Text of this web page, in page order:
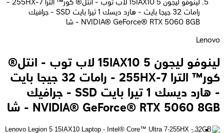
لينوفو ليجون 5 15IAX10 لاب توب - انتل® كور™ الترا 7-255HX -
رامات 32 جيجا بايت - هارد ديسك 1 تيرا بايت SSD - جرافيك
NVIDIA® GeForce® RTX 5060 8GB - شا
Lenovo
لينوفو ليجون 5 15IAX10 لاب توب - انتل®
كور™ الترا 7-255HX - رامات 32 جيجا بايت
- هارد ديسك 1 تيرا بايت SSD - جرافيك
NVIDIA® GeForce® RTX 5060 8GB - شا